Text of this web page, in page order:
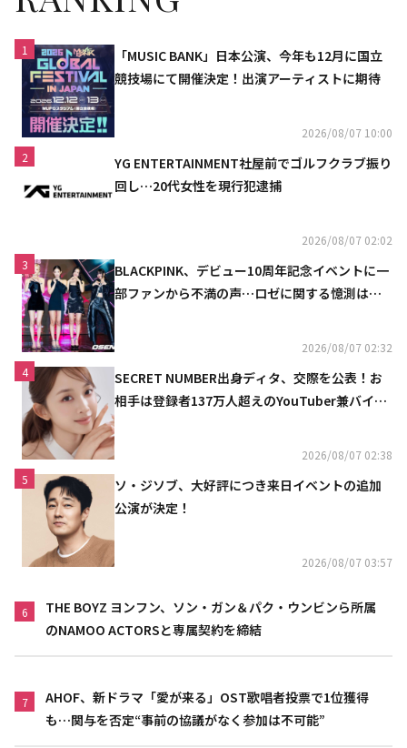
1
「MUSIC BANK」日本公演、今年も12月に国立
競技場にて開催決定！出演アーティストに期待
2026/08/07 10:00
2
YG ENTERTAINMENT社屋前でゴルフクラブ振り
回し…20代女性を現行犯逮捕
2026/08/07 02:02
3
BLACKPINK、デビュー10周年記念イベントに一
部ファンから不満の声…ロゼに関する憶測は否
2026/08/07 02:32
4
SECRET NUMBER出身ディタ、交際を公表！お
相手は登録者137万人超えのYouTuber兼バイオ
2026/08/07 02:38
5
ソ・ジソブ、大好評につき来日イベントの追加
公演が決定！
2026/08/07 03:57
6
THE BOYZ ヨンフン、ソン・ガン＆パク・ウンビンら所属
のNAMOO ACTORSと専属契約を締結
7
AHOF、新ドラマ「愛が来る」OST歌唱者投票で1位獲得
も…関与を否定“事前の協議がなく参加は不可能”